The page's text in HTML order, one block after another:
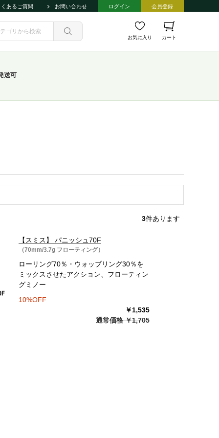
くあるご質問 お問い合わせ ログイン 会員登録
お気に入り カート
送可
3件あります
【スミス】 パニッシュ70F
（70mm/3.7g フローティング）
ローリング70％・ウォッブリング30％を
ミックスさせたアクション、フローティン
グミノー
10%OFF
￥1,535
通常価格 ￥1,705